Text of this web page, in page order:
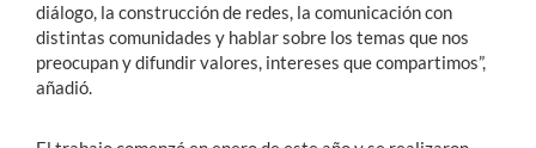
diálogo, la construcción de redes, la comunicación con
distintas comunidades y hablar sobre los temas que nos
preocupan y difundir valores, intereses que compartimos”,
añadió.